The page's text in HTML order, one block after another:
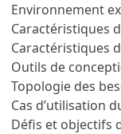
Environnement
Caractéristiques
Caractéristiques
Outils de
Topologie des
Cas d’utilisation
Défis et objectifs